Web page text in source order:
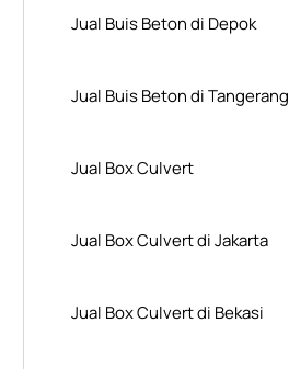
Jual Buis Beton di Depok
Jual Buis Beton di Tangerang
Jual Box Culvert
Jual Box Culvert di Jakarta
Jual Box Culvert di Bekasi